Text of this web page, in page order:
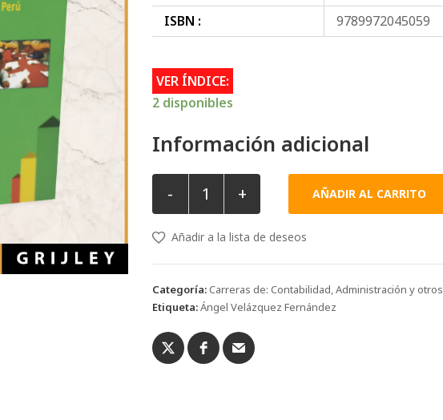
ISBN :
9789972045059
VER ÍNDICE:
2 disponibles
Información adicional
- + AÑADIR AL CARRITO
Añadir a la lista de deseos
Categoría:Carreras de: Contabilidad, Administración y otros
Etiqueta:Ángel Velázquez Fernández